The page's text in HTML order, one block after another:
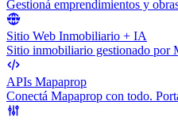
Gestioná emprendimientos y
Sitio Web Inmobiliario + IA
Sitio inmobiliario gestionado por
APIs Mapaprop
Conectá Mapaprop con todo.